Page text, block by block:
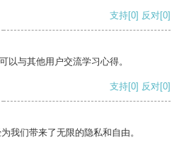
支持[0] 反对[0]
以与其他用户交流学习心得。
支持[0] 反对[0]
我们带来了无限的隐私和自由。